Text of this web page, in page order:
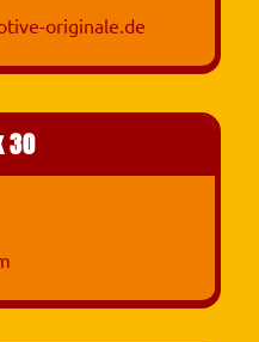
originale.de
30